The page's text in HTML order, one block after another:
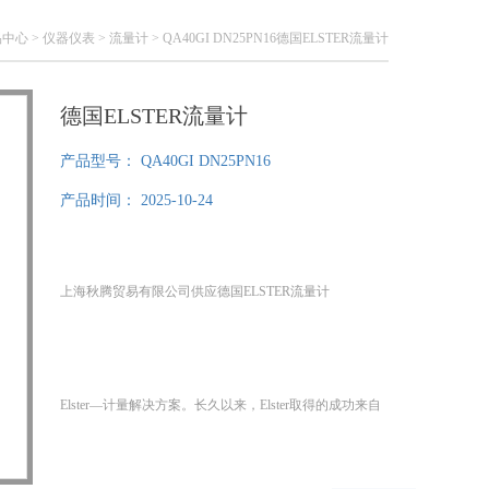
中心 > 仪器仪表 > 流量计 > QA40GI DN25PN16德国ELSTER流量计
德国ELSTER流量计
产品型号： QA40GI DN25PN16
产品时间： 2025-10-24
上海秋腾贸易有限公司供应德国ELSTER流量计
Elster—计量解决方案。长久以来，Elster取得的成功来自